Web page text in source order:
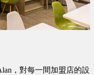
，對每一間加盟店的設